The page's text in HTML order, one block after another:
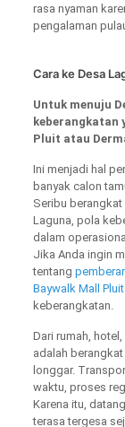
rasa nyaman
pengalaman
Cara ke Desa
Untuk menuju
keberangkatan
Pluit atau
Ini menjadi hal
banyak calon
Seribu berangkat
Laguna, pola
dalam
Jika Anda ingin
tentang
Baywalk Mall Pluit
keberangkatan.
Dari rumah,
adalah
longgar.
waktu, proses
Karena itu,
terasa tergesa